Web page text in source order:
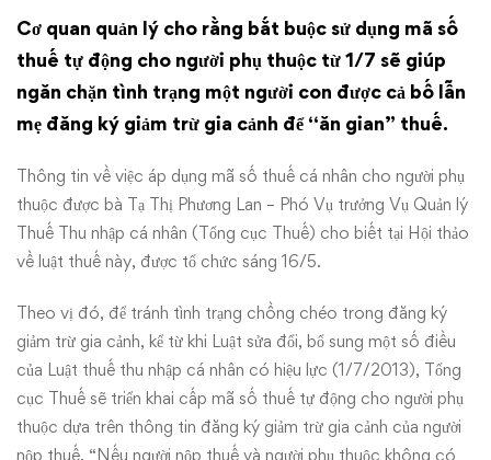
có
mã
số
thuế
Cơ quan quản lý cho rằng bắt buộc sử dụng mã số
thuế tự động cho người phụ thuộc từ 1/7 sẽ giúp
ngăn chặn tình trạng một người con được cả bố lẫn
mẹ đăng ký giảm trừ gia cảnh để “ăn gian” thuế.
Thông tin về việc áp dụng mã số thuế cá nhân cho người phụ
thuộc được bà Tạ Thị Phương Lan – Phó Vụ trưởng Vụ Quản lý
Thuế Thu nhập cá nhân (Tổng cục Thuế) cho biết tại Hội thảo
về luật thuế này, được tổ chức sáng 16/5.
Theo vị đó, để tránh tình trạng chồng chéo trong đăng ký
giảm trừ gia cảnh, kể từ khi Luật sửa đổi, bổ sung một số điều
của Luật thuế thu nhập cá nhân có hiệu lực (1/7/2013), Tổng
cục Thuế sẽ triển khai cấp mã số thuế tự động cho người phụ
thuộc dựa trên thông tin đăng ký giảm trừ gia cảnh của người
nộp thuế. “Nếu người nộp thuế và người phụ thuộc không có